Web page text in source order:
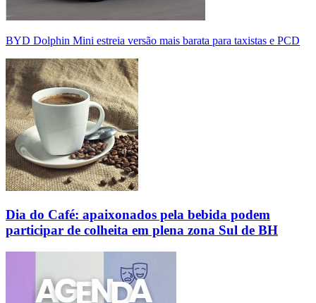
BYD Dolphin Mini estreia versão mais barata para taxistas e PCD
Dia do Café: apaixonados pela bebida podem
participar de colheita em plena zona Sul de BH